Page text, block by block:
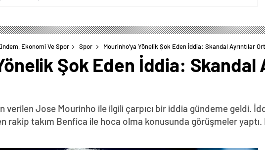
Ekonomi Ve Spor Spor Mourinho’ya Yönelik Şok Eden İddia: Skandal Ayrıntılar
Şok Eden İddia: Skandal
verilen Jose Mourinho ile ilgili çarpıcı bir iddia gündeme geldi.
rakip takım Benfica ile hoca olma konusunda görüşmeler